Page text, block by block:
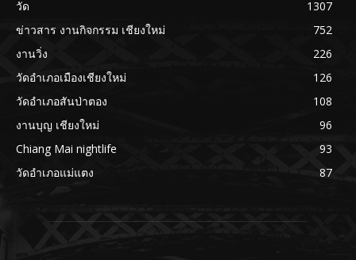
วัด
1307
ข่าวสาร งานกิจกรรม เชียงใหม่
752
งานวิ่ง
226
วัดอำเภอเมืองเชียงใหม่
126
วัดอำเภอสันป่าตอง
108
งานบุญ เชียงใหม่
96
Chiang Mai nightlife
93
วัดอำเภอแม่แตง
87